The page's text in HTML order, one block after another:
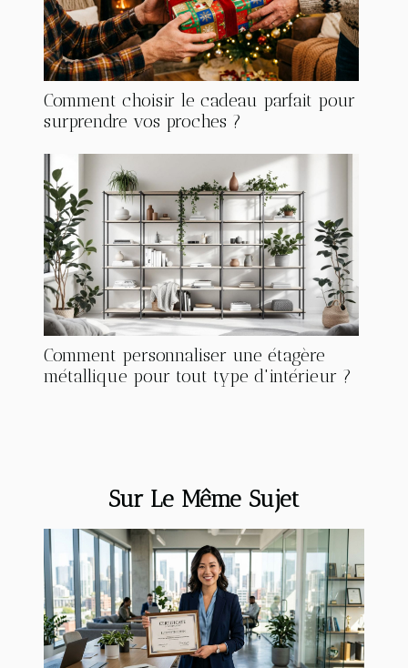
Comment choisir le cadeau parfait pour
surprendre vos proches ?
Comment personnaliser une étagère
métallique pour tout type d'intérieur ?
Sur Le Même Sujet